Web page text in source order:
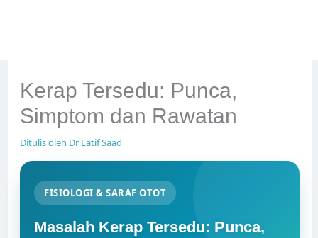
Kerap Tersedu: Punca,
Simptom dan Rawatan
Ditulis oleh Dr Latif Saad
FISIOLOGI & SARAF OTOT
Masalah Kerap Tersedu: Punca,